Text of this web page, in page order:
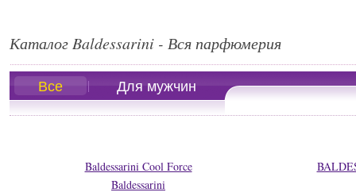
Каталог Baldessarini - Вся парфюмерия
Все Для мужчин
Baldessarini Cool Force
Baldessarini